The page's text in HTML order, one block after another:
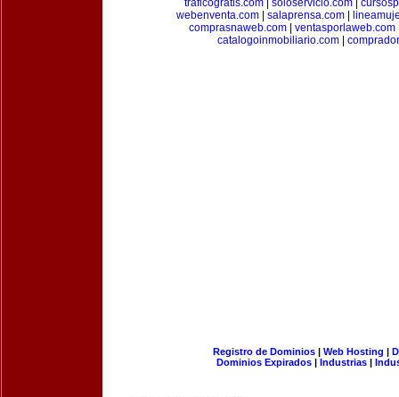
traficogratis.com| soloservicio.com|
webenventa.com
salaprensa.com
comprasnaweb.com
ventasporlaweb.com
catalogoinmobiliario.com|
Registro de Dominios| Web Hosting |
Dominios Expirados | Industrias |